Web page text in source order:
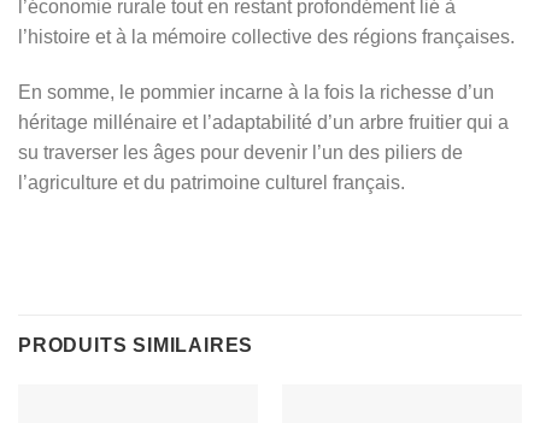
l’économie rurale tout en restant profondément lié à
l’histoire et à la mémoire collective des régions françaises.
En somme, le pommier incarne à la fois la richesse d’un
héritage millénaire et l’adaptabilité d’un arbre fruitier qui a
su traverser les âges pour devenir l’un des piliers de
l’agriculture et du patrimoine culturel français.
PRODUITS SIMILAIRES